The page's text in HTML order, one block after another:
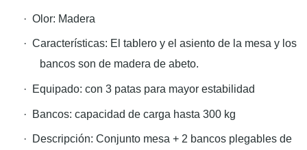
· Olor: Madera
· Características: El tablero y el asiento de la mesa y los
bancos son de madera de abeto.
· Equipado: con 3 patas para mayor estabilidad
· Bancos: capacidad de carga hasta 300 kg
· Descripción: Conjunto mesa + 2 bancos plegables de